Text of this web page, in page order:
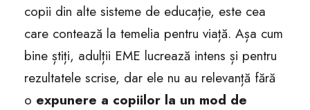
copii din alte sisteme de educație, este cea
care contează la temelia pentru viață. Așa cum
bine știți, adulții EME lucrează intens și pentru
rezultatele scrise, dar ele nu au relevanță fără
o expunere a copiilor la un mod de